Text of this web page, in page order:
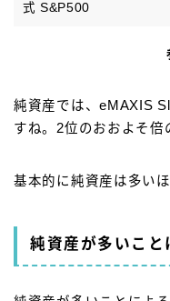
式 S&P500
純資産では、eMAXIS
すね。2位のおおよそ倍
基本的に純資産は多い
純資産が多いこと